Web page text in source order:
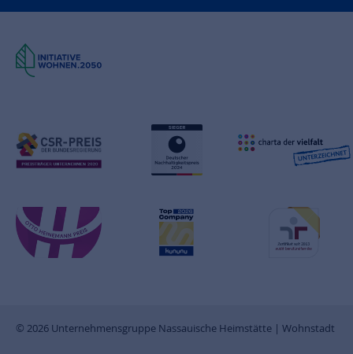
© 2026 Unternehmensgruppe Nassauische Heimstätte | Wohnstadt